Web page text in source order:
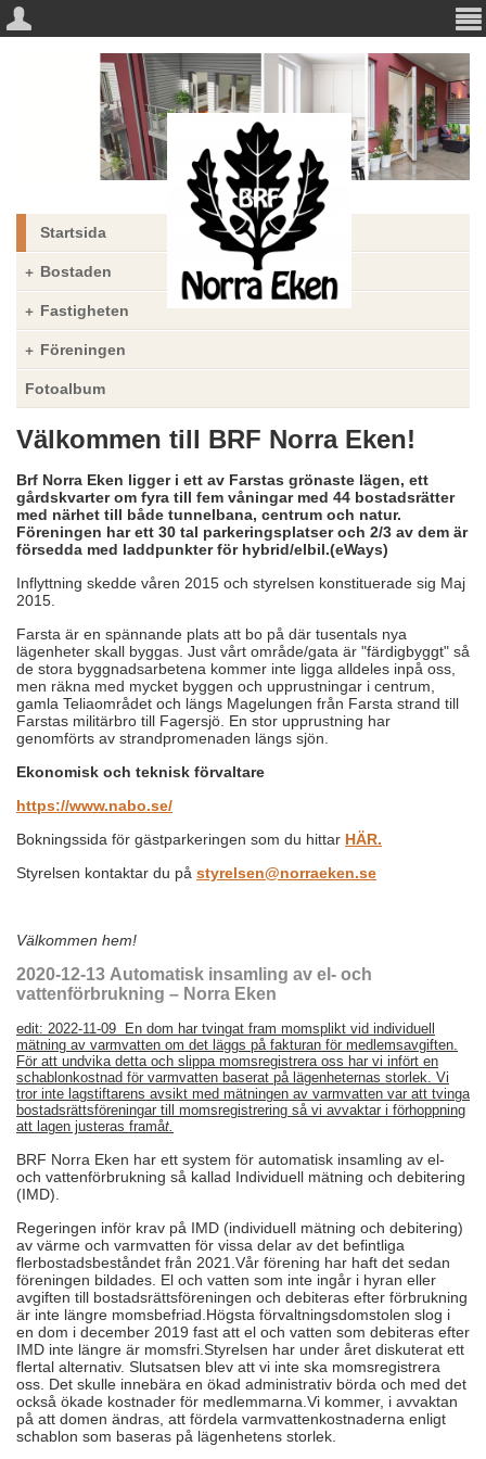
Startsida
Bostaden
Fastigheten
Föreningen
Fotoalbum
Välkommen till BRF Norra Eken!
Brf Norra Eken ligger i ett av Farstas grönaste lägen, ett
gårdskvarter om fyra till fem våningar med 44 bostadsrätter
med närhet till både tunnelbana, centrum och natur.
Föreningen har ett 30 tal parkeringsplatser och 2/3 av dem är
försedda med laddpunkter för hybrid/elbil.(eWays)
Inflyttning skedde våren 2015 och styrelsen konstituerade sig Maj
2015.
Farsta är en spännande plats att bo på där tusentals nya
lägenheter skall byggas. Just vårt område/gata är "färdigbyggt" så
de stora byggnadsarbetena kommer inte ligga alldeles inpå oss,
men räkna med mycket byggen och upprustningar i centrum,
gamla Teliaområdet och längs Magelungen från Farsta strand till
Farstas militärbro till Fagersjö. En stor upprustning har
genomförts av strandpromenaden längs sjön.
Ekonomisk och teknisk förvaltare
https://www.nabo.se/
Bokningssida för gästparkeringen som du hittar HÄR.
Styrelsen kontaktar du på styrelsen@norraeken.se
Välkommen hem!
2020-12-13 Automatisk insamling av el- och
vattenförbrukning – Norra Eken
edit: 2022-11-09 En dom har tvingat fram momsplikt vid individuell
mätning av varmvatten om det läggs på fakturan för medlemsavgiften.
För att undvika detta och slippa momsregistrera oss har vi infört en
schablonkostnad för varmvatten baserat på lägenheternas storlek. Vi
tror inte lagstiftarens avsikt med mätningen av varmvatten var att tvinga
bostadsrättsföreningar till momsregistrering så vi avvaktar i förhoppning
att lagen justeras framåt.
BRF Norra Eken har ett system för automatisk insamling av el-
och vattenförbrukning så kallad Individuell mätning och debitering
(IMD).
Regeringen inför krav på IMD (individuell mätning och debitering)
av värme och varmvatten för vissa delar av det befintliga
flerbostadsbeståndet från 2021.Vår förening har haft det sedan
föreningen bildades. El och vatten som inte ingår i hyran eller
avgiften till bostadsrättsföreningen och debiteras efter förbrukning
är inte längre momsbefriad.Högsta förvaltningsdomstolen slog i
en dom i december 2019 fast att el och vatten som debiteras efter
IMD inte längre är momsfri.Styrelsen har under året diskuterat ett
flertal alternativ. Slutsatsen blev att vi inte ska momsregistrera
oss. Det skulle innebära en ökad administrativ börda och med det
också ökade kostnader för medlemmarna.Vi kommer, i avvaktan
på att domen ändras, att fördela varmvattenkostnaderna enligt
schablon som baseras på lägenhetens storlek.